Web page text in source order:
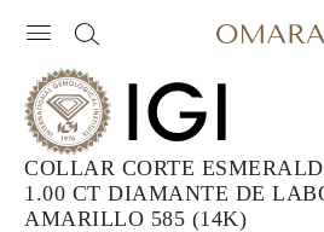
COLLAR CORTE
1.00 CT DIAMANTE DE
AMARILLO 585 (14K)